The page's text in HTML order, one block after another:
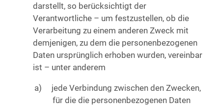
darstellt, so berücksichtigt der
Verantwortliche – um festzustellen, ob die
Verarbeitung zu einem anderen Zweck mit
demjenigen, zu dem die personenbezogenen
Daten ursprünglich erhoben wurden, vereinbar
ist – unter anderem
jede Verbindung zwischen den Zwecken,
für die die personenbezogenen Daten